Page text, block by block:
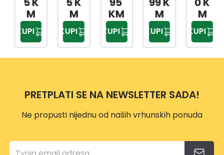
MM
HHAS
6850
0
M
KUPI
M
KUPI
JI
REP
SAN
DVIK
475
KM
KUPI
JI
REP
SAN
DVIK
475
CUT
M
KUPI
REGI
PS
12,30
0MM
HCS3
M
KUPI
PRETPLATI SE NA NEWSLETTER SADA!
Ne propusti nijednu od naših vrhunskih ponuda